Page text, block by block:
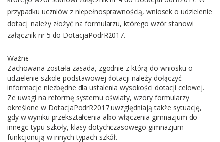
przypadku uczniów z niepełnosprawnością, wniosek o udzielenie
dotacji należy złożyć na formularzu, którego wzór stanowi
załącznik nr 5 do DotacjaPodrR2017.
Ważne
Zachowana została zasada, zgodnie z którą do wniosku o
udzielenie szkole podstawowej dotacji należy dołączyć
informacje niezbędne dla ustalenia wysokości dotacji celowej.
Ze uwagi na reformę systemu oświaty, wzory formularzy
określone w DotacjaPodrR2017 uwzględniają także sytuację,
gdy w wyniku przekształcenia albo włączenia gimnazjum do
innego typu szkoły, klasy dotychczasowego gimnazjum
funkcjonują w innych typach szkół.